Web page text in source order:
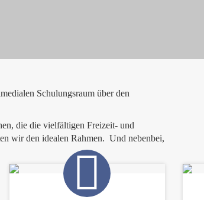
Schulungsraum über den
die die vielfältigen Freizeit- und
wir den idealen Rahmen. Und nebenbei,